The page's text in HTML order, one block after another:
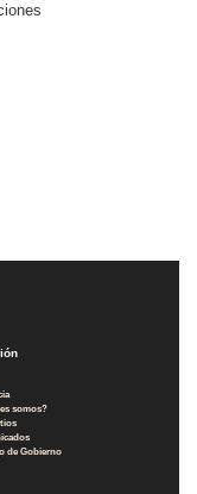
somos?
de Gobierno